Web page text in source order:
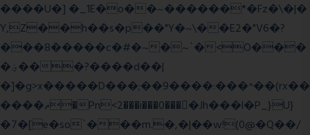
����U�] �_1E�o��~������*�Fz�\�|�
Y,Z��h��s�p��"Y�~\��E2�"V6�?
���8�����c�#�~�~`�<O���
�؋���?����d��|
�]�g>x�����D���;��9����:���^��(rx��
����ޡ�Pn<2���i���0���𩆿�Jh���l�P_}U}
�7�[e�so`���m.�,�|��w!(0@�Q��/